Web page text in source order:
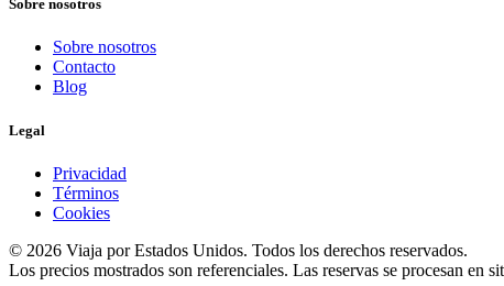
Sobre nosotros
Sobre nosotros
Contacto
Blog
Legal
Privacidad
Términos
Cookies
© 2026 Viaja por Estados Unidos. Todos los derechos reservados.
Los precios mostrados son referenciales. Las reservas se procesan en